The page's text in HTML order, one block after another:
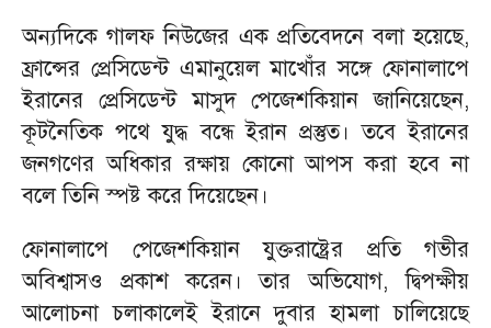
অন্যদিকে গালফ নিউজের এক প্রতিবেদনে বলা হয়েছে,
ফ্রান্সের প্রেসিডেন্ট এমানুয়েল মাখোঁর সঙ্গে ফোনালাপে
ইরানের প্রেসিডেন্ট মাসুদ পেজেশকিয়ান জানিয়েছেন,
কূটনৈতিক পথে যুদ্ধ বন্ধে ইরান প্রস্তুত। তবে ইরানের
জনগণের অধিকার রক্ষায় কোনো আপস করা হবে না
বলে তিনি স্পষ্ট করে দিয়েছেন।
ফোনালাপে পেজেশকিয়ান যুক্তরাষ্ট্রের প্রতি গভীর
অবিশ্বাসও প্রকাশ করেন। তার অভিযোগ, দ্বিপক্ষীয়
আলোচনা চলাকালেই ইরানে দুবার হামলা চালিয়েছে